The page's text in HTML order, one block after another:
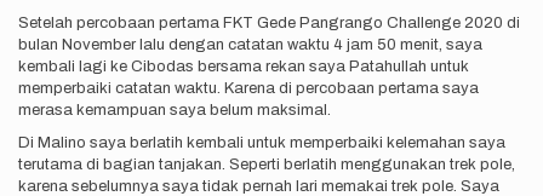
Setelah percobaan pertama FKT Gede Pangrango Challenge 2020 di
bulan November lalu dengan catatan waktu 4 jam 50 menit, saya
kembali lagi ke Cibodas bersama rekan saya Patahullah untuk
memperbaiki catatan waktu. Karena di percobaan pertama saya
merasa kemampuan saya belum maksimal.
Di Malino saya berlatih kembali untuk memperbaiki kelemahan saya
terutama di bagian tanjakan. Seperti berlatih menggunakan trek pole,
karena sebelumnya saya tidak pernah lari memakai trek pole. Saya